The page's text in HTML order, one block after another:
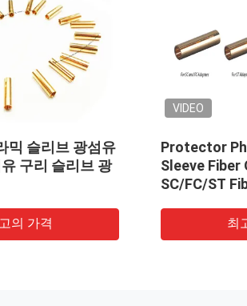
Protector Phospeher Bronze
Sleeve Fiber Optic Standard
SC/FC/ST Fiber Optic Copper